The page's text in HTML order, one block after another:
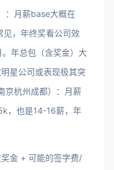
：月薪base大概在
，年终奖看公司效
年总包（含奖金）大
星公司或表现极其突
京杭州成都）：月薪
，也是14-16薪，年
金 + 可能的签字费/